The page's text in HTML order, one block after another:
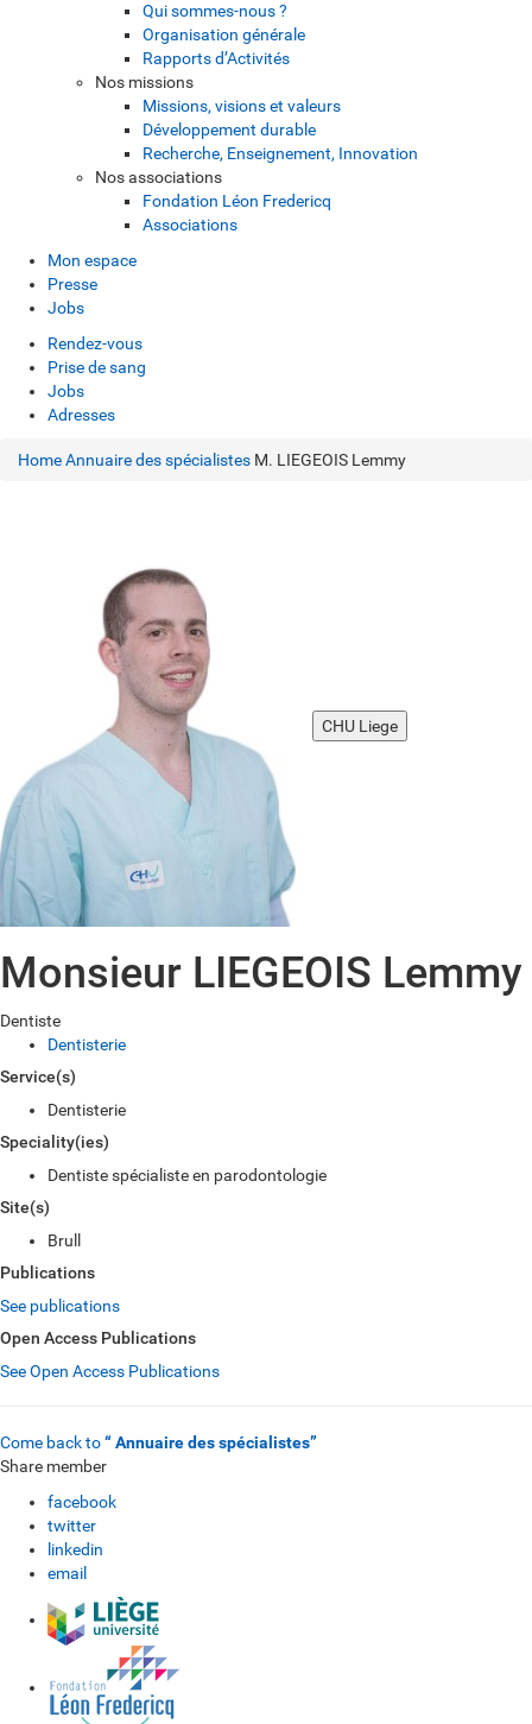
Qui sommes-nous ?
Organisation générale
Rapports d’Activités
Nos missions
Missions, visions et valeurs
Développement durable
Recherche, Enseignement, Innovation
Nos associations
Fondation Léon Fredericq
Associations
Mon espace
Presse
Jobs
Rendez-vous
Prise de sang
Jobs
Adresses
HomeAnnuaire des spécialistes M. LIEGEOIS Lemmy
CHU Liege
Monsieur LIEGEOIS Lemmy
Dentiste
Dentisterie
Service(s)
Dentisterie
Speciality(ies)
Dentiste spécialiste en parodontologie
Site(s)
Brull
Publications
See publications
Open Access Publications
See Open Access Publications
Come back to“ Annuaire des spécialistes”
Share member
facebook
twitter
linkedin
email